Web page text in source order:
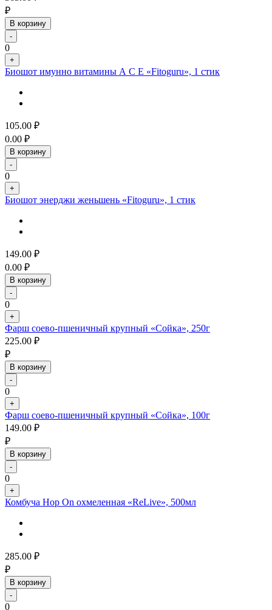
₽
В корзину
-
0
+
Биошот имунно витамины А С Е «Fitoguru», 1 стик
105.00 ₽
0.00 ₽
В корзину
-
0
+
Биошот энерджи женьшень «Fitoguru», 1 стик
149.00 ₽
0.00 ₽
В корзину
-
0
+
Фарш соево-пшеничный крупный «Сойка», 250г
225.00 ₽
₽
В корзину
-
0
+
Фарш соево-пшеничный крупный «Сойка», 100г
149.00 ₽
₽
В корзину
-
0
+
Комбуча Hop On охмеленная «ReLive», 500мл
285.00 ₽
₽
В корзину
-
0